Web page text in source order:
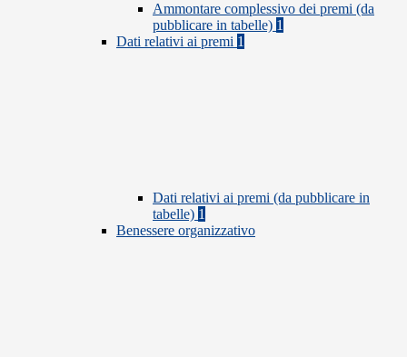
Ammontare complessivo dei premi (da
pubblicare in tabelle) 1
Dati relativi ai premi 1
Dati relativi ai premi (da pubblicare in
tabelle) 1
Benessere organizzativo